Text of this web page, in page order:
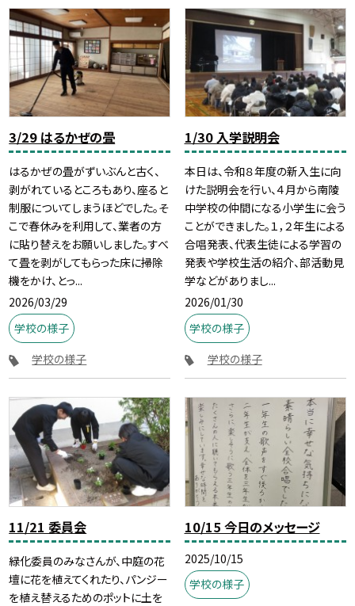
3/29 はるかぜの畳
はるかぜの畳がずいぶんと古く、
剥がれているところもあり、座ると
制服についてしまうほどでした。そ
こで春休みを利用して、業者の方
に貼り替えをお願いしました。すべ
て畳を剥がしてもらった床に掃除
機をかけ、とっ...
2026/03/29
学校の様子
学校の様子
1/30 入学説明会
本日は、令和８年度の新入生に向
けた説明会を行い、４月から南陵
中学校の仲間になる小学生に会う
ことができました。１，２年生による
合唱発表、代表生徒による学習の
発表や学校生活の紹介、部活動見
学などがありまし...
2026/01/30
学校の様子
学校の様子
11/21 委員会
緑化委員のみなさんが、中庭の花
壇に花を植えてくれたり、パンジー
を植え替えるためのポットに土を
10/15 今日のメッセージ
2025/10/15
学校の様子